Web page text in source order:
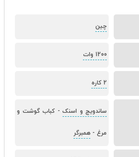
چین
1200 وات
2 کاره
ساندویج و اسنک - کباب گوشت و
مرغ - همبرگر